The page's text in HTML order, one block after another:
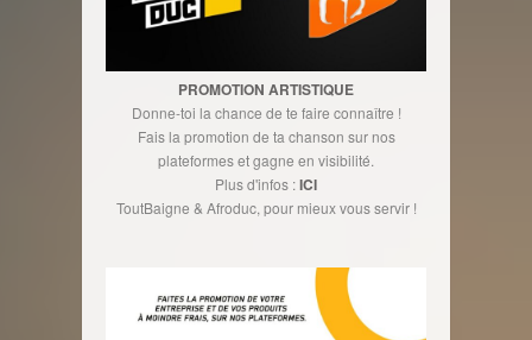
PROMOTION ARTISTIQUE
Donne-toi la chance de te faire connaître !
Fais la promotion de ta chanson sur nos
plateformes et gagne en visibilité.
Plus d'infos :ICI
ToutBaigne & Afroduc, pour mieux vous servir !